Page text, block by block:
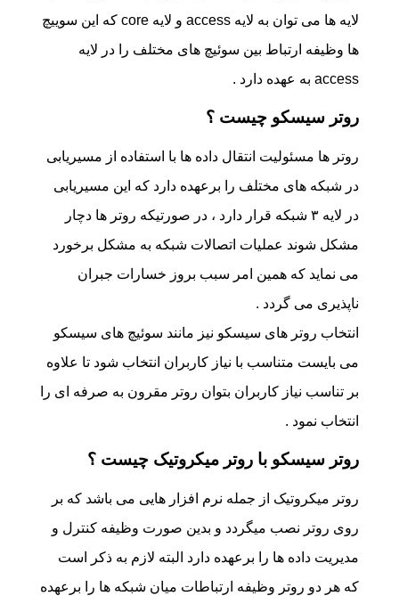
لایه ها می توان به لایه access و لایه core که این سوییچ
ها وظیفه ارتباط بین سوئیچ های مختلف را در لایه
access به عهده دارد .
روتر سیسکو چیست ؟
روتر ها مسئولیت انتقال داده ها با استفاده از مسیریابی
در شبکه های مختلف را برعهده دارد که این مسیریابی
در لایه ۳ شبکه قرار دارد ، در صورتیکه روتر ها دچار
مشکل شوند عملیات اتصالات شبکه به مشکل برخورد
می نماید که همین امر سبب بروز خسارات جبران
ناپذیری می گردد .
انتخاب روتر های سیسکو نیز مانند سوئیچ های سیسکو
می بایست متناسب با نیاز کاربران انتخاب شود تا علاوه
بر تناسب نیاز کاربران بتوان روتر مقرون به صرفه ای را
انتخاب نمود .
روتر سیسکو با روتر میکروتیک چیست ؟
روتر میکروتیک از جمله نرم افزار هایی می باشد که بر
روی روتر نصب میگردد و بدین صورت وظیفه کنترل و
مدیریت داده ها را برعهده دارد البته لازم به ذکر است
که هر دو روتر وظیفه ارتباطات میان شبکه ها را برعهده